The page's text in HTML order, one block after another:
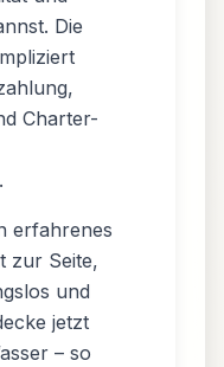
Die
Charter-
erfahrenes
zur Seite,
und
jetzt
– so